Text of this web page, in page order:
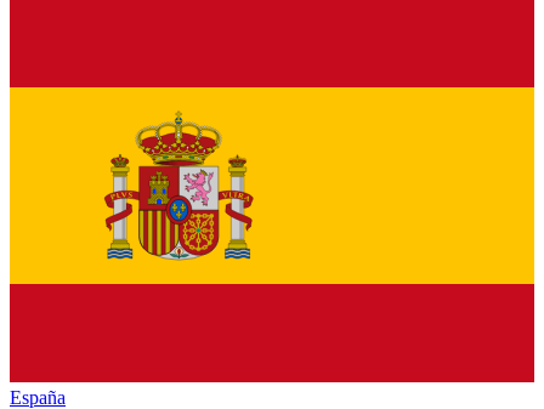
España